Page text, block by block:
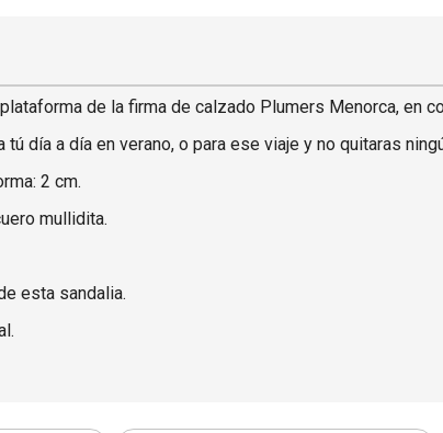
de la firma de calzado Plumers Menorca, en
día a día en verano, o para ese viaje y no quitaras
2 cm.
mullidita.
esta sandalia.